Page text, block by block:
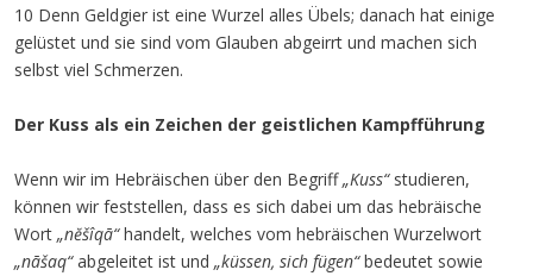
10 Denn Geldgier ist eine Wurzel alles Übels; danach hat einige
gelüstet und sie sind vom Glauben abgeirrt und machen sich
selbst viel Schmerzen.
Der Kuss als ein Zeichen der geistlichen Kampfführung
Wenn wir im Hebräischen über den Begriff„Kuss“studieren,
können wir feststellen, dass es sich dabei um das hebräische
Wort „nĕšîqā“handelt, welches vom hebräischen Wurzelwort
„nāšaq“abgeleitet ist und „küssen, sich fügen“bedeutet sowie